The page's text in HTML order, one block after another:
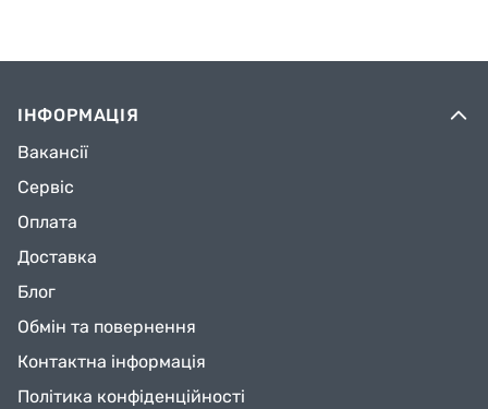
ІНФОРМАЦІЯ
Вакансії
Сервіс
Оплата
Доставка
Блог
Обмін та повернення
Контактна інформація
Політика конфіденційності